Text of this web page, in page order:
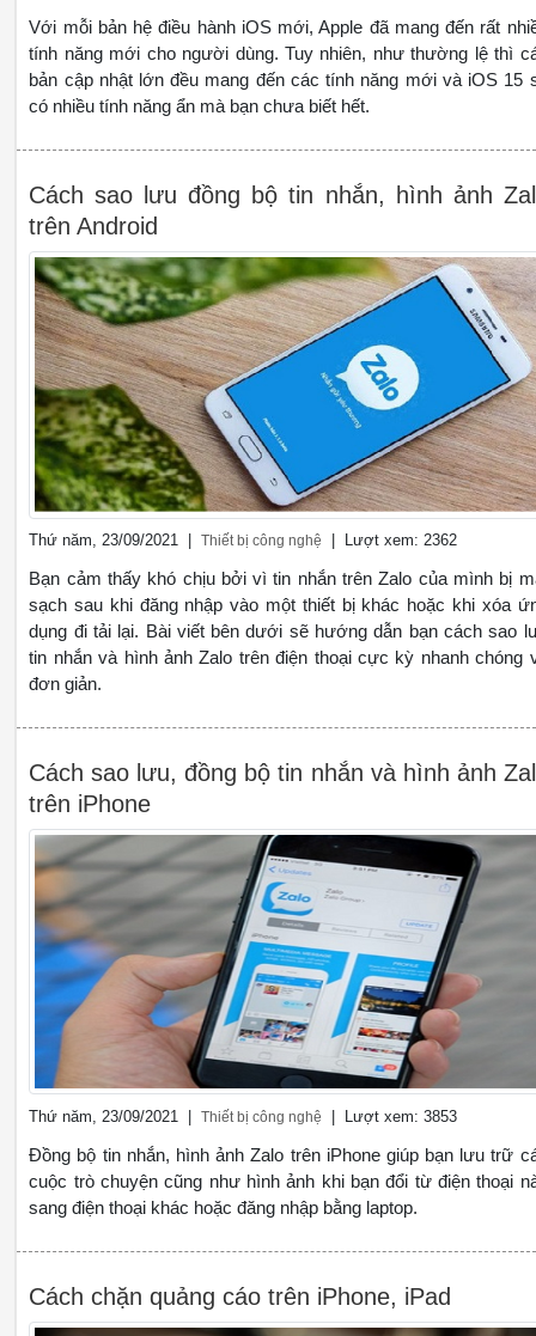
Với mỗi bản hệ điều hành iOS mới, Apple đã mang đến rất
tính năng mới cho người dùng. Tuy nhiên, như thường lệ thì
bản cập nhật lớn đều mang đến các tính năng mới và iOS 15
có nhiều tính năng ẩn mà bạn chưa biết hết.
Cách sao lưu đồng bộ tin nhắn, hình ảnh
trên Android
Thứ năm, 23/09/2021 |Thiết bị công nghệ | Lượt xem: 2362
Bạn cảm thấy khó chịu bởi vì tin nhắn trên Zalo của mình bị
sạch sau khi đăng nhập vào một thiết bị khác hoặc khi xóa
dụng đi tải lại. Bài viết bên dưới sẽ hướng dẫn bạn cách sao
tin nhắn và hình ảnh Zalo trên điện thoại cực kỳ nhanh chóng
đơn giản.
Cách sao lưu, đồng bộ tin nhắn và hình ảnh
trên iPhone
Thứ năm, 23/09/2021 |Thiết bị công nghệ | Lượt xem: 3853
Đồng bộ tin nhắn, hình ảnh Zalo trên iPhone giúp bạn lưu trữ
cuộc trò chuyện cũng như hình ảnh khi bạn đổi từ điện thoại
sang điện thoại khác hoặc đăng nhập bằng laptop.
Cách chặn quảng cáo trên iPhone, iPad